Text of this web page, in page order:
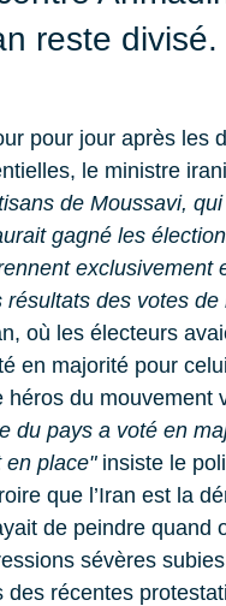
reste divisé.
pour jour après les
le ministre
de Moussavi,
gagné les
exclusivement
résultats des votes de
où les électeurs
en majorité pour
héros du mouvement
du pays a voté en
en place"insiste le
que l’Iran est la
de peindre quand
sévères
des récentes